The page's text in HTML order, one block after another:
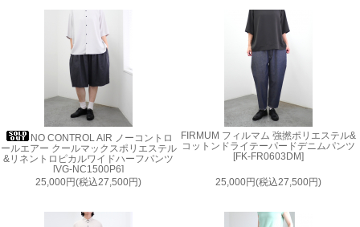
NO CONTROL AIR ノーコントロ
ールエアー クールマックスポリエステル
&リネントロピカルワイドハーフパンツ
[VG-NC1500P6]
25,000円(税込27,500円)
FIRMUM フィルマム 強撚ポリエステル&
コットンドライテーパードデニムパンツ
[FK-FR0603DM]
25,000円(税込27,500円)